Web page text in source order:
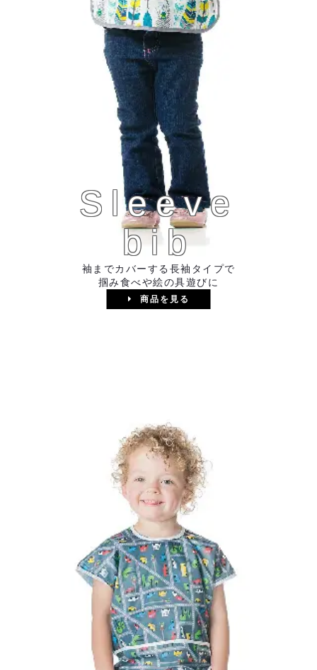
Sleeve
bib
袖までカバーする長袖タイプで
掴み食べや絵の具遊びに
商品を見る